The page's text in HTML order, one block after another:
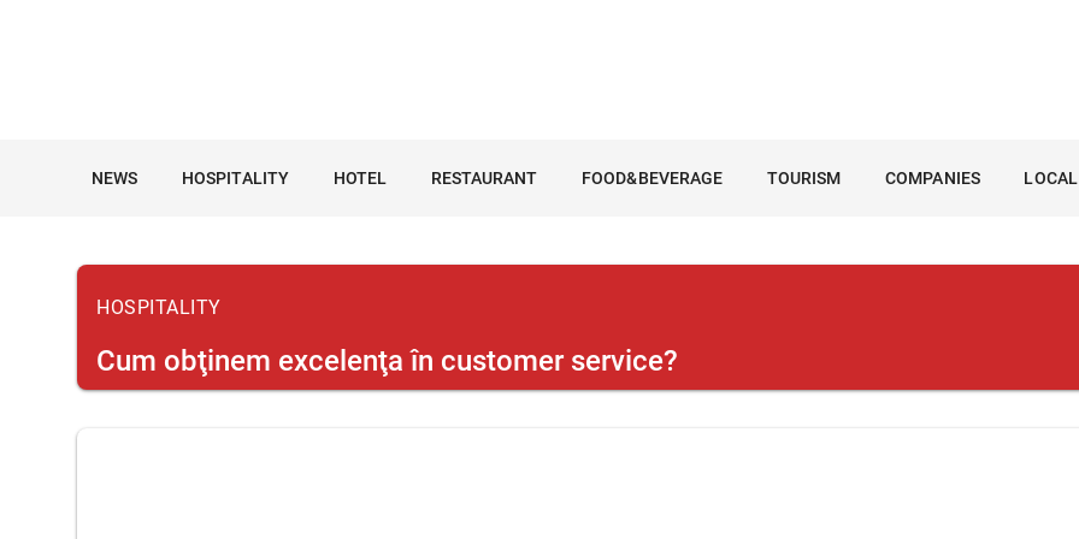
NEWS HOSPITALITY HOTEL RESTAURANT FOOD&BEVERAGE TOURISM COMPANIES
HOSPITALITY
Cum obţinem excelenţa în customer service?